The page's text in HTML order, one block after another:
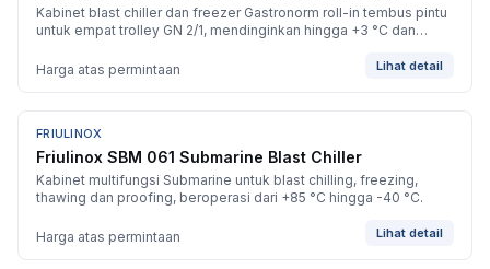
Kabinet blast chiller dan freezer Gastronorm roll-in tembus pintu
untuk empat trolley GN 2/1, mendinginkan hingga +3 °C dan
Harga atas permintaan
Lihat detail
BARU
FRIULINOX
Friulinox SBM 061 Submarine Blast Chiller
Kabinet multifungsi Submarine untuk blast chilling, freezing,
thawing dan proofing, beroperasi dari +85 °C hingga -40 °C.
Harga atas permintaan Lihat detail